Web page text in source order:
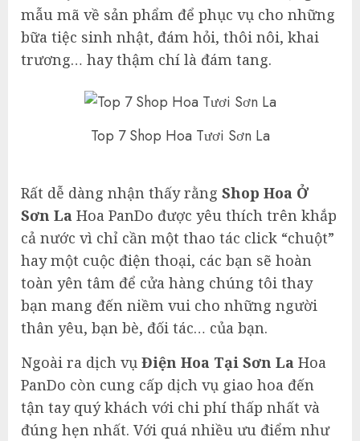
mẫu mã về sản phẩm để phục vụ cho những
bữa tiệc sinh nhật, đám hỏi, thôi nôi, khai
trương… hay thậm chí là đám tang.
Top 7 Shop Hoa Tươi Sơn La
Rất dễ dàng nhận thấy rằng Shop Hoa Ở
Sơn La Hoa PanDo được yêu thích trên khắp
cả nước vì chỉ cần một thao tác click “chuột”
hay một cuộc điện thoại, các bạn sẽ hoàn
toàn yên tâm để cửa hàng chúng tôi thay
bạn mang đến niềm vui cho những người
thân yêu, bạn bè, đối tác… của bạn.
Ngoài ra dịch vụ Điện Hoa Tại Sơn La Hoa
PanDo còn cung cấp dịch vụ giao hoa đến
tận tay quý khách với chi phí thấp nhất và
đúng hẹn nhất. Với quá nhiều ưu điểm như